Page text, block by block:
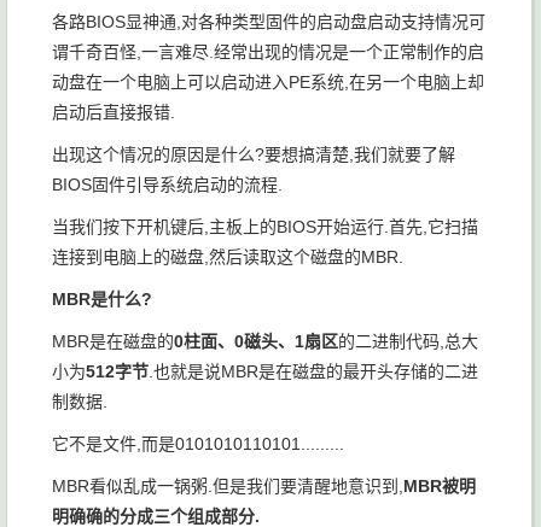
各路BIOS显神通,对各种类型固件的启动盘启动支持情况可
谓千奇百怪,一言难尽.经常出现的情况是一个正常制作的启
动盘在一个电脑上可以启动进入PE系统,在另一个电脑上却
启动后直接报错.
出现这个情况的原因是什么?要想搞清楚,我们就要了解
BIOS固件引导系统启动的流程.
当我们按下开机键后,主板上的BIOS开始运行.首先,它扫描
连接到电脑上的磁盘,然后读取这个磁盘的MBR.
MBR是什么?
MBR是在磁盘的0柱面、0磁头、1扇区的二进制代码,总大
小为512字节 .也就是说MBR是在磁盘的最开头存储的二进
制数据.
它不是文件,而是0101010110101.........
MBR看似乱成一锅粥.但是我们要清醒地意识到, MBR被明
明确确的分成三个组成部分.